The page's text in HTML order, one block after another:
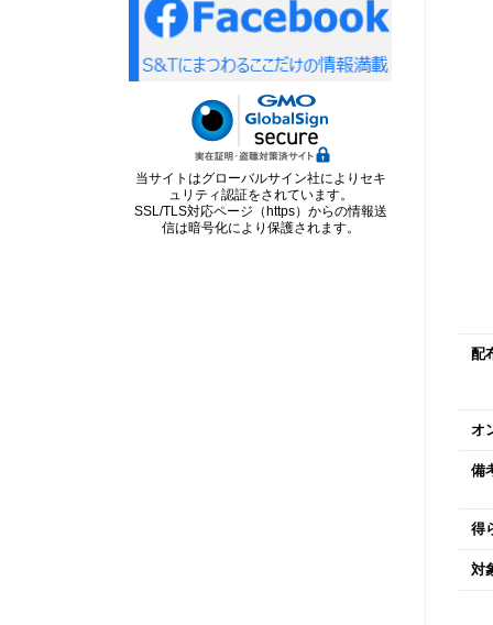
配
オ
備
得
対
当サイトはグローバルサイン社によりセキ
ュリティ認証をされています。
SSL/TLS対応ページ（https）からの情報送
信は暗号化により保護されます。